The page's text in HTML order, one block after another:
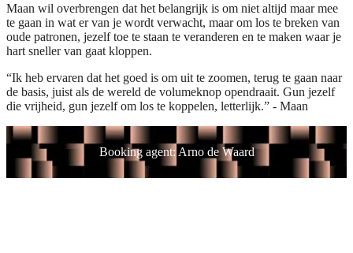
Maan wil overbrengen dat het belangrijk is om niet altijd maar mee
te gaan in wat er van je wordt verwacht, maar om los te breken van
oude patronen, jezelf toe te staan te veranderen en te maken waar je
hart sneller van gaat kloppen.
“Ik heb ervaren dat het goed is om uit te zoomen, terug te gaan naar
de basis, juist als de wereld de volumeknop opendraait. Gun jezelf
die vrijheid, gun jezelf om los te koppelen, letterlijk.” - Maan
Booking agent: Arno de Waard